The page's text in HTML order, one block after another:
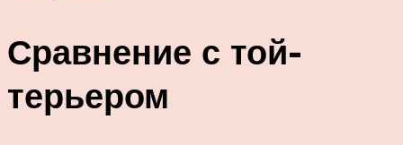
Сравнение с той-
терьером